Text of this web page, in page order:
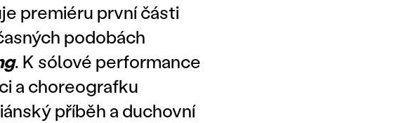
premiéru první části
podobách
. K sólové performance
a choreografku
příběh a duchovní